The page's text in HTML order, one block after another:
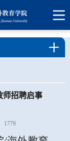
师招聘启事
1779